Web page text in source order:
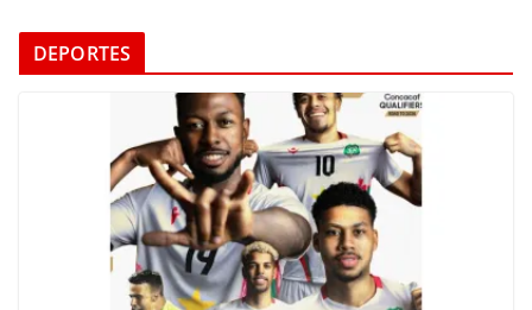
DEPORTES